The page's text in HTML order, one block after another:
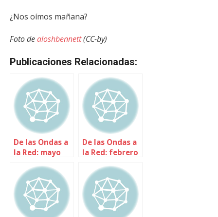
¿Nos oímos mañana?
Foto dealoshbennett(CC-by)
Publicaciones Relacionadas:
De las Ondas a
la Red: mayo
De las Ondas a
la Red: febrero